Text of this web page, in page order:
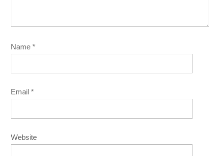
Name*
Email*
Website